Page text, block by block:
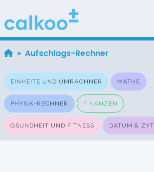
» Aufschlags-Rechner
EINHEITE UND UMRÄCHNER MATHE
PHYSIK-RECHNER FINANZEN
GSUNDHEIT UND FITNESS DATUM & ZYT